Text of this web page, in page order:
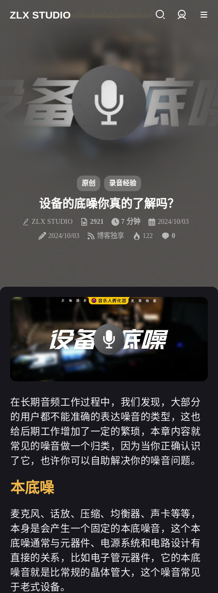
ZLX STUDIO
原创 录音经验
设备的底噪你真的了解吗？
ZLX STUDIO 2921 7 分钟
2024/10/03
2024/10/03
博客独享 122 0
在长期音频工作过程中，我们发现，大部分
的用户都不能准确的表达噪音的类型，这也
给后期工作增加了一定的繁琐，本章内容就
常见的噪音做一个归类，因为当你正确认识
了它，也许你可以自助解决你的噪音问题。
本底噪
麦克风、话放、压缩、均衡器、声卡等等，
本身是会产生一个固定的本底噪音，这个本
底噪通常与元器件、电源系统和电路设计有
直接的关系，比如电子管元器件，它的本底
噪音就是比常规的晶体管大，这个噪音常见
于老式设备。